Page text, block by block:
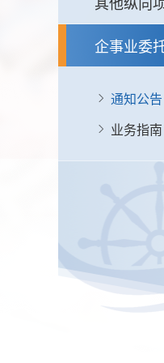
其他纵向
企事业委
通知公告
业务指南